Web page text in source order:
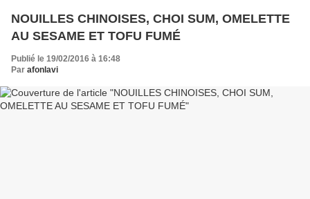
NOUILLES CHINOISES, CHOI SUM, OMELETTE
AU SESAME ET TOFU FUMÉ
Publié le 19/02/2016 à 16:48
Par afonlavi